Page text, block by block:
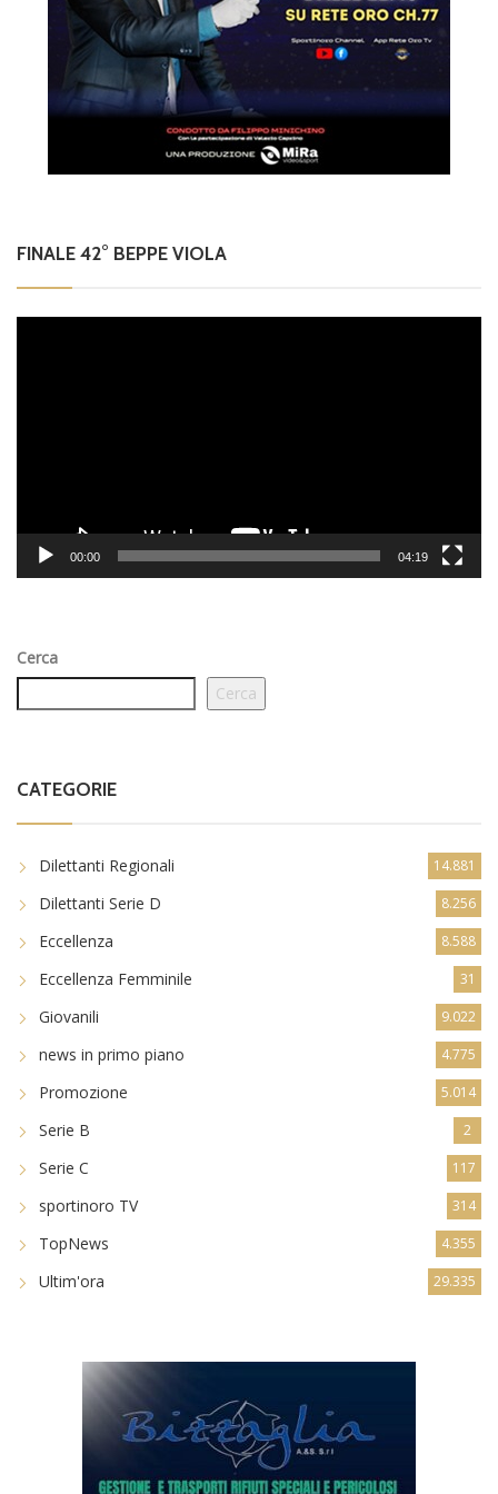
FINALE 42° BEPPE VIOLA
00:00 04:19
Cerca
Cerca
CATEGORIE
Dilettanti Regionali 14.881
Dilettanti Serie D 8.256
Eccellenza 8.588
Eccellenza Femminile 31
Giovanili 9.022
news in primo piano 4.775
Promozione 5.014
Serie B 2
Serie C 117
sportinoro TV 314
TopNews 4.355
Ultim'ora 29.335